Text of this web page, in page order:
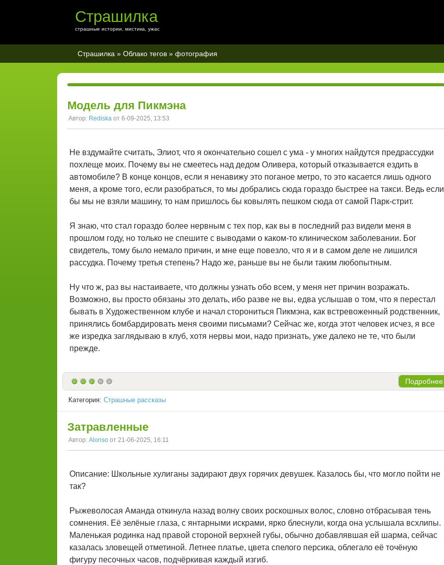
Страшилка
страшные истории, мистика, ужас
Страшилка » Облако тегов » фотография
Модель для Пикмэна
Автор: Rediska от 6-09-2025, 13:53
Не вздумайте считать, Элиот, что я окончательно сошел с ума - у многих найдутся предрассудки
похлеще моих. Почему вы не смеетесь над дедом Оливера, который отказывается ездить в
автомобиле? В конце концов, если я ненавижу это поганое метро, то это касается лишь одного
меня, а кроме того, если разобраться, то мы добрались сюда гораздо быстрее на такси. Ведь если
бы мы не взяли машину, то нам пришлось бы ковылять пешком сюда от самой Парк-стрит.
Я знаю, что стал гораздо более нервным с тех пор, как вы в последний раз видели меня в
прошлом году, но только не спешите с выводами о каком-то клиническом заболевании. Бог
свидетель, тому было немало причин, и мне еще повезло, что я и в самом деле не лишился
рассудка. Почему третья степень? Надо же, раньше вы не были таким любопытным.
Ну что ж, раз вы настаиваете, что должны узнать обо всем, у меня нет причин возражать.
Возможно, вы просто обязаны это делать, ибо разве не вы, едва услышав о том, что я перестал
бывать в Художественном клубе и начал сторониться Пикмэна, как встревоженный родственник,
принялись бомбардировать меня своими письмами? Сейчас же, когда этот человек исчез, я все
же изредка заглядываю в клуб, хотя нервы мои, надо признать, уже далеко не те, что были
прежде.
Подробнее
Категория: Страшные рассказы
Затравленные
Автор: Alonso от 21-06-2025, 16:11
Описание: Школьные хулиганы задирают двух горячих девушек. Казалось бы, что могло пойти не
так?
Рыжеволосая Аманда откинула назад волну своих роскошных волос, словно отбрасывая тень
сомнения. Её зелёные глаза, с янтарными искрами, ярко блеснули, когда она услышала всхлипы.
Маленькая родинка над правой стороной верхней губы, обычно добавлявшая ей шарма, сейчас
казалась зловещей отметиной. Летнее платье, цвета спелого персика, облегало её точёную
фигуру песочных часов, подчёркивая каждый изгиб.